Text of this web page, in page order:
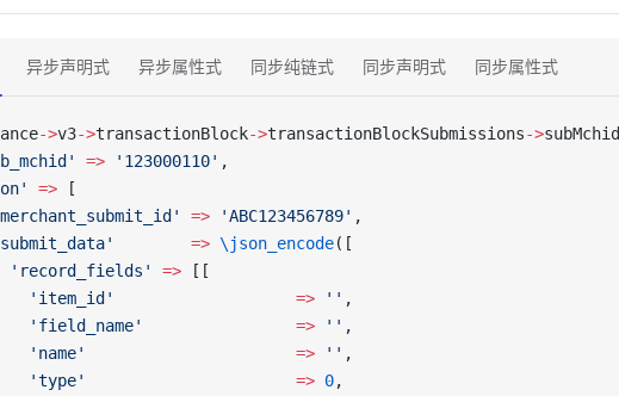
异步声明式 异步属性式 同步纯链式 同步声明式 同步属性式
->v3->transactionBlock->transactionBlockSubmissions->subMchid
=> '123000110' ,
=> [
=> 'ABC123456789' ,
        =>
\json_encode([
'record_fields'
=> [[
'item_id'
                   =>
'' ,
'field_name'
                =>
'' ,
'name'
                      =>
'' ,
'type'
                      =>
0,